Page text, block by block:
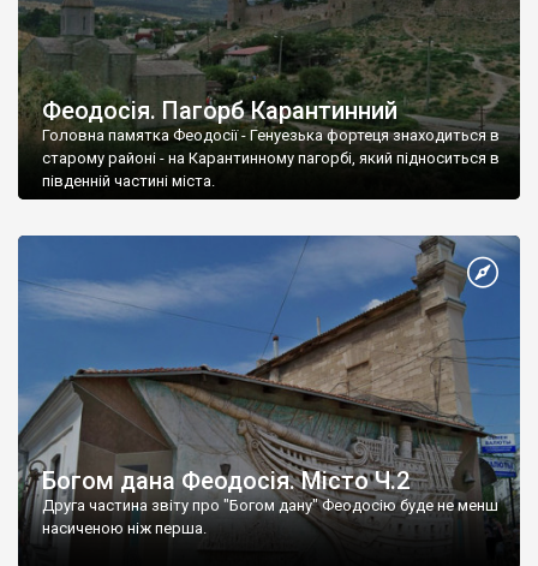
Феодосія. Пагорб Карантинний
Головна памятка Феодосії - Генуезька фортеця знаходиться в
старому районі - на Карантинному пагорбі, який підноситься в
південній частині міста.
Богом дана Феодосія. Місто Ч.2
Друга частина звіту про "Богом дану" Феодосію буде не менш
насиченою ніж перша.